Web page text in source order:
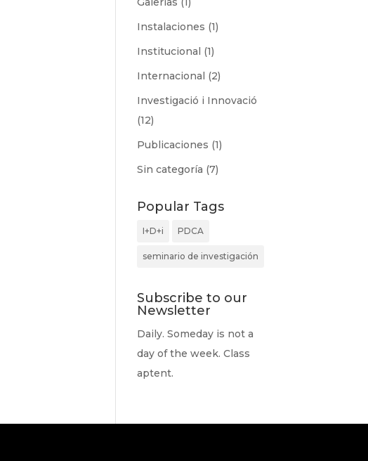
Instalaciones (1)
Institucional (1)
Internacional (2)
Investigació i Innovació
(12)
Publicaciones (1)
Sin categoría (7)
Popular Tags
I+D+i PDCA
seminario de investigación
Subscribe to our
Newsletter
Daily. Someday is not a
day of the week. Class
aptent.